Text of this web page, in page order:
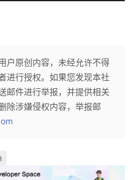
户原创内容，未经允许不得
进行授权。如果您发现本社
邮件进行举报，并提供相关
除涉嫌侵权内容，举报邮